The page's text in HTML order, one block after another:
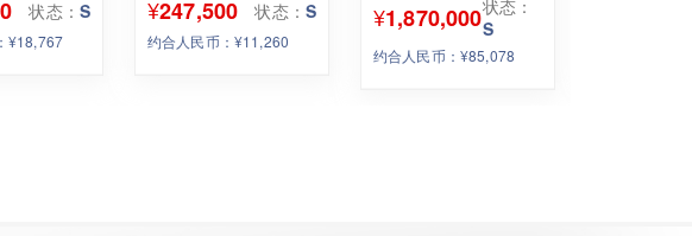
状态： S
¥18,767
¥247,500 状态： S
约合人民币：¥11,260
ANNIVERSARY
Limited Edition- 现货
¥1,870,000状态：
S
约合人民币：¥85,078